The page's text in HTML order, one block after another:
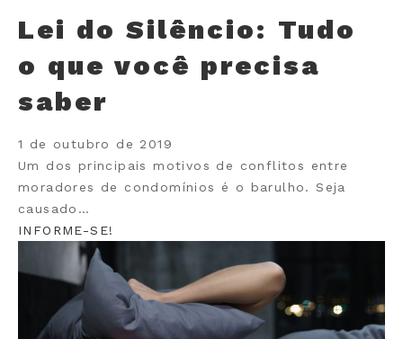
Lei do Silêncio: Tudo
o que você precisa
saber
1 de outubro de 2019
Um dos principais motivos de conflitos entre
moradores de condomínios é o barulho. Seja
causado…
INFORME-SE!